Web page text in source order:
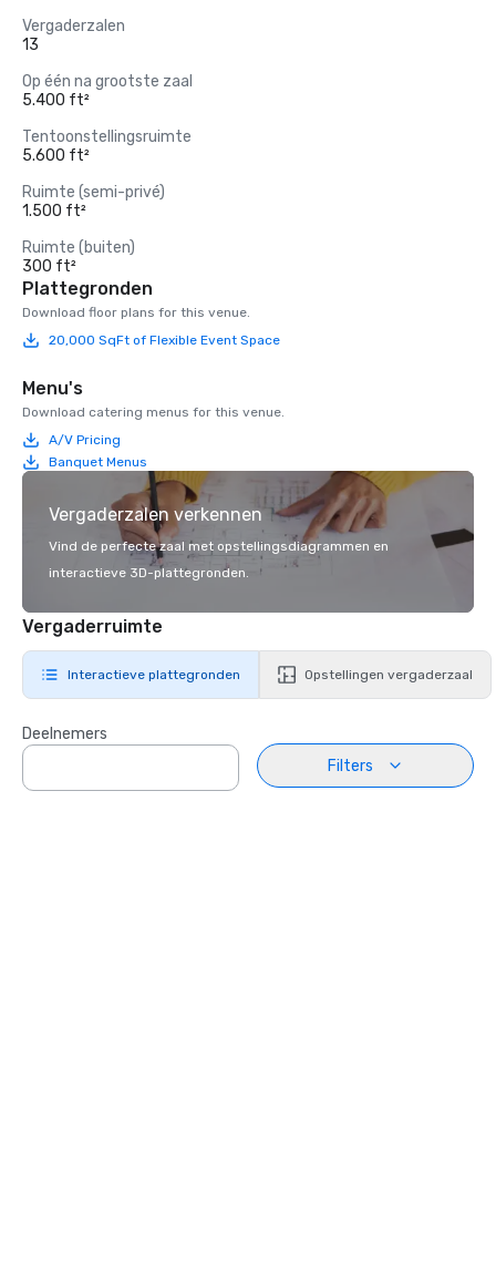
Vergaderzalen
13
Op één na grootste zaal
5.400 ft²
Tentoonstellingsruimte
5.600 ft²
Ruimte (semi-privé)
1.500 ft²
Ruimte (buiten)
300 ft²
Plattegronden
Download floor plans for this venue.
20,000 SqFt of Flexible Event Space
Menu's
Download catering menus for this venue.
A/V Pricing
Banquet Menus
Vergaderzalen verkennen
Vind de perfecte zaal met opstellingsdiagrammen en
interactieve 3D-plattegronden.
Vergaderruimte
Interactieve plattegronden Opstellingen vergaderzaal
Deelnemers
Filters